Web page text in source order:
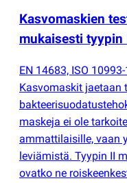
Kasvomaskien
mukaisesti tyypin
EN 14683, ISO
Kasvomaskit jaetaan
maskeja ei ole
ammattilaisille, vaan
leviämistä. Tyypin II
ovatko ne